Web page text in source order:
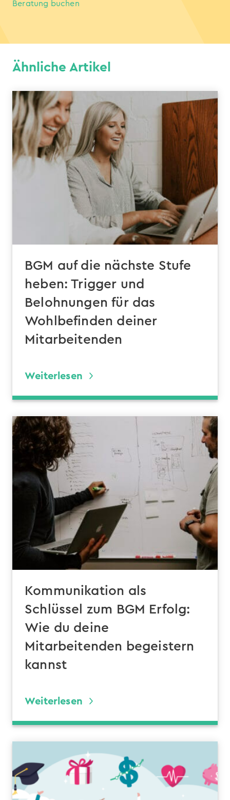
Beratung buchen
Ähnliche Artikel
BGM auf die nächste Stufe
heben: Trigger und
Belohnungen für das
Wohlbefinden deiner
Mitarbeitenden
Weiterlesen
Kommunikation als
Schlüssel zum BGM Erfolg:
Wie du deine
Mitarbeitenden begeistern
kannst
Weiterlesen